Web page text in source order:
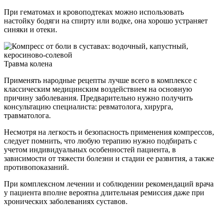
При гематомах и кровоподтеках можно использовать
настойку бодяги на спирту или водке, она хорошо устраняет
синяки и отеки.
Травма колена
Применять народные рецепты лучше всего в комплексе с
классическим медицинским воздействием на основную
причину заболевания. Предварительно нужно получить
консультацию специалиста: ревматолога, хирурга,
травматолога.
Несмотря на легкость и безопасность применения компрессов,
следует помнить, что любую терапию нужно подбирать с
учетом индивидуальных особенностей пациента, в
зависимости от тяжести болезни и стадии ее развития, а также
противопоказаний.
При комплексном лечении и соблюдении рекомендаций врача
у пациента вполне вероятна длительная ремиссия даже при
хронических заболеваниях суставов.